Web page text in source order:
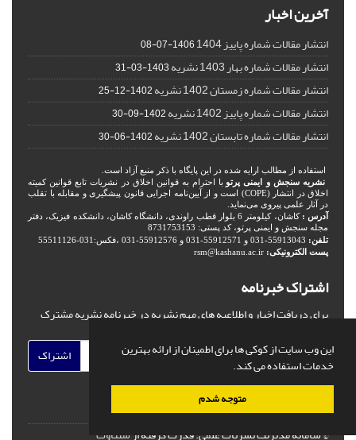
این وب سایت از کوکی ها برای اطمینان از ارائه بهترین
خدمات استفاده می کند.
متوجه شدم
آخرین اخبار
انتشار مقالات شماره پاییز 1404 1406-07-08
انتشار مقالات شماره بهار 1403 نشریه 1403-03-31
انتشار مقالات شماره زمستان 1402 نشریه 1402-12-25
انتشار مقالات شماره پاییز 1402 نشریه 1402-09-30
انتشار مقالات شماره تابستان 1402 نشریه 1402-06-30
استفاده از مطالب ارایه شده در این پایگاه با ذکر منبع آزاد است.
نشریه سنجش و ایمنی پرتو با احترام به قوانین اخلاق در نشریات تابع قوانین کمیته
اخلاق در انتشار (COPE) است و از آیین‌نامه اجرایی قانون پیشگیری و مقابله با تقلب
در آثار علمی پیروی می‌نماید.
آدرس :
کاشان، کیلومتر 6 بلوار قطب راوندی، دانشگاه کاشان، دانشکده فیزیک، دفتر
مجله سنجش و ایمنی پرتو، کد پستی: 8731753153
تلفن:
پست الکترونیکی: rsm@kashanu.ac.ir
اشتراک خبرنامه
برای دریافت اخبار و اطلاعیه های مهم نشریه در خبرنامه نشریه مشترک
اشتراک
© سامانه مدیریت نشریات علمی.قدرت گرفته ازسیناوب